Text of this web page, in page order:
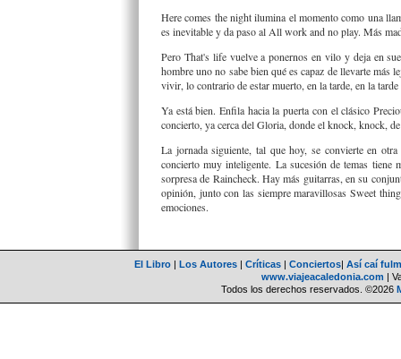
Here comes the night ilumina el momento como una
es inevitable y da paso al All work and no play. Más
Pero That's life vuelve a ponernos en vilo y deja en
hombre uno no sabe bien qué es capaz de llevarte más
vivir, lo contrario de estar muerto, en la tarde, en la tarde
Ya está bien. Enfila hacia la puerta con el clásico
concierto, ya cerca del Gloria, donde el knock, knock,
La jornada siguiente, tal que hoy, se convierte en
concierto muy inteligente. La sucesión de temas
sorpresa de Raincheck. Hay más guitarras, en su
opinión, junto con las siempre maravillosas Sweet
emociones.
El Libro | Los Autores | Críticas | Conciertos| Así caí
www.viajeacaledonia.com |
Todos los derechos reservados. ©2026